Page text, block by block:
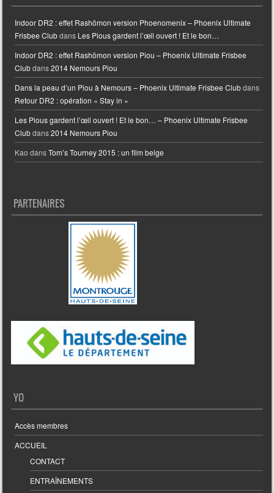
Indoor DR2 : effet Rashōmon version Phoenomenix – Phoenix Ultimate
Frisbee Clubdans Les Pious gardent l’œil ouvert ! Et le bon…
Indoor DR2 : effet Rashōmon version Piou – Phoenix Ultimate Frisbee
Clubdans2014 Nemours Piou
Dans la peau d’un Piou à Nemours – Phoenix Ultimate Frisbee Clubdans
Retour DR2 : opération « Stay in »
Les Pious gardent l’œil ouvert ! Et le bon… – Phoenix Ultimate Frisbee
Clubdans2014 Nemours Piou
Kao dansTom’s Tourney 2015 : un film belge
PARTENAIRES
YO
Accès membres
ACCUEIL
CONTACT
ENTRAÎNEMENTS